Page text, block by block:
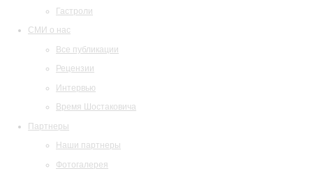
Гастроли
СМИ о нас
Все публикации
Рецензии
Интервью
Время Шостаковича
Партнеры
Наши партнеры
Фотогалерея